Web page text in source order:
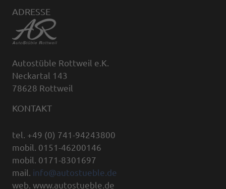
ADRESSE
Autostüble Rottweil e.K.
Neckartal 143
78628 Rottweil
KONTAKT
tel. +49 (0) 741-94243800
mobil. 0151-46200146
mobil. 0171-8301697
mail. info@autostueble.de
web. www.autostueble.de